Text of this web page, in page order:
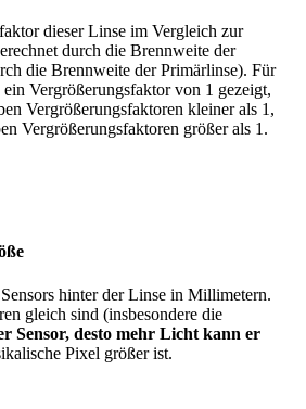
dieser Linse im Vergleich zur
durch die Brennweite der
die Brennweite der Primärlinse). Für
Vergrößerungsfaktor von 1 gezeigt,
Vergrößerungsfaktoren kleiner als 1,
Vergrößerungsfaktoren größer als 1.
hinter der Linse in Millimetern.
gleich sind (insbesondere die
Sensor, desto mehr Licht kann er
Pixel größer ist.